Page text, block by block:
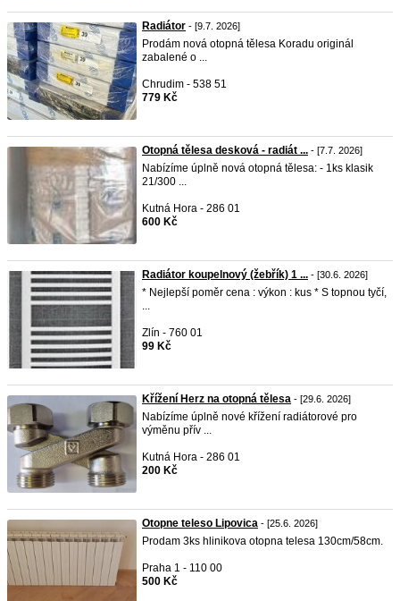
Radiátor - [9.7. 2026]
Prodám nová otopná tělesa Koradu originál
zabalené o ...
Chrudim - 538 51
779 Kč
Otopná tělesa desková - radiát ... - [7.7. 2026]
Nabízíme úplně nová otopná tělesa: - 1ks klasik
21/300 ...
Kutná Hora - 286 01
600 Kč
Radiátor koupelnový (žebřík) 1 ... - [30.6. 2026]
* Nejlepší poměr cena : výkon : kus * S topnou tyčí,
...
Zlín - 760 01
99 Kč
Křížení Herz na otopná tělesa - [29.6. 2026]
Nabízíme úplně nové křížení radiátorové pro
výměnu přív ...
Kutná Hora - 286 01
200 Kč
Otopne teleso Lipovica - [25.6. 2026]
Prodam 3ks hlinikova otopna telesa 130cm/58cm.
Praha 1 - 110 00
500 Kč